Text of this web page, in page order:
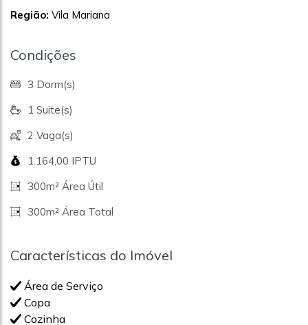
Região: Vila Mariana
Condições
3 Dorm(s)
1 Suite(s)
2 Vaga(s)
1.164,00 IPTU
300m² Área Útil
300m² Área Total
Características do Imóvel
Área de Serviço
Copa
Cozinha